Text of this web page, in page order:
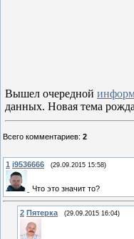
Вышел очередной
данных. Новая тема
Всего комментариев: 2
1 i9536666 (29.09.2015 15:58)
Что это значит то?
2 Пятерка (29.09.2015 16:04)